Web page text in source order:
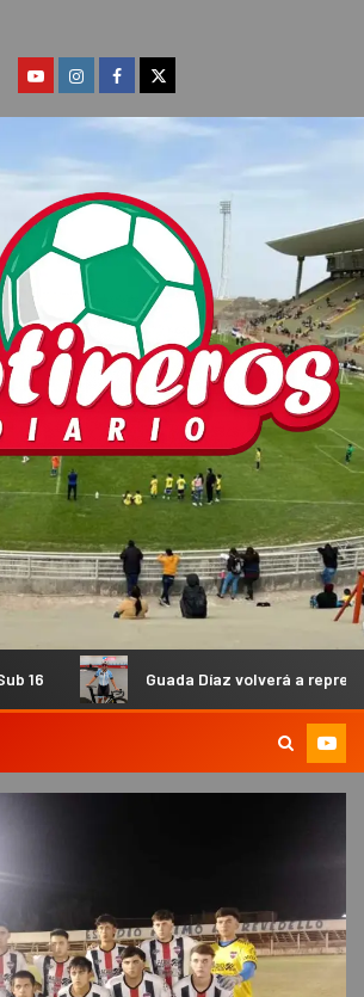
Guada Díaz volverá a representar al país en